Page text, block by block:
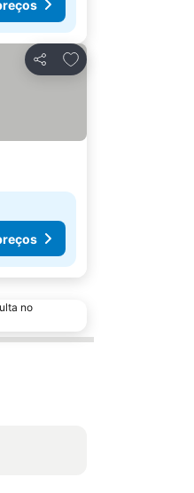
Partilhar
Adicionar aos
no